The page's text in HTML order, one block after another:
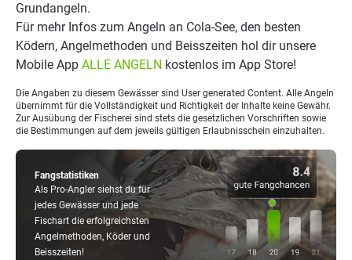
Fangstatistiken
Als Pro-Angler siehst du für
jedes Gewässer und jede
Fischart die erfolgreichsten
Angelmethoden, Köder und
Beisszeiten!
Grundangeln.
Für mehr Infos zum Angeln an Cola-See, den besten
Ködern, Angelmethoden und Beisszeiten hol dir unsere
Mobile App ALLE ANGELN kostenlos im App Store!
Die Angaben zu diesem Gewässer sind User generated Content. Alle Angeln
übernimmt für die Vollständigkeit und Richtigkeit der Inhalte keine Gewähr.
Zur Ausübung der Fischerei sind stets die gesetzlichen Vorschriften sowie
die Bestimmungen auf dem jeweils gültigen Erlaubnisschein einzuhalten.